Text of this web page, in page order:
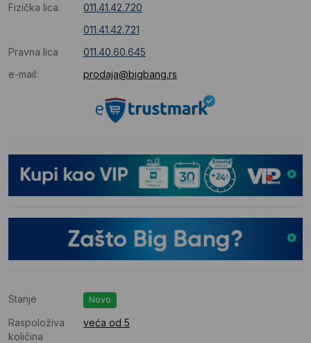
Fizička lica
011.41.42.720
011.41.42.721
Pravna lica
011.40.60.645
e-mail:
prodaja@bigbang.rs
Stanje Novo
Raspoloživa
količina
veća od 5